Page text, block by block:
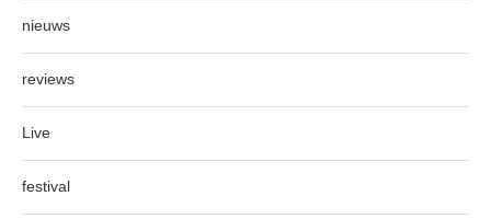
nieuws
reviews
Live
festival